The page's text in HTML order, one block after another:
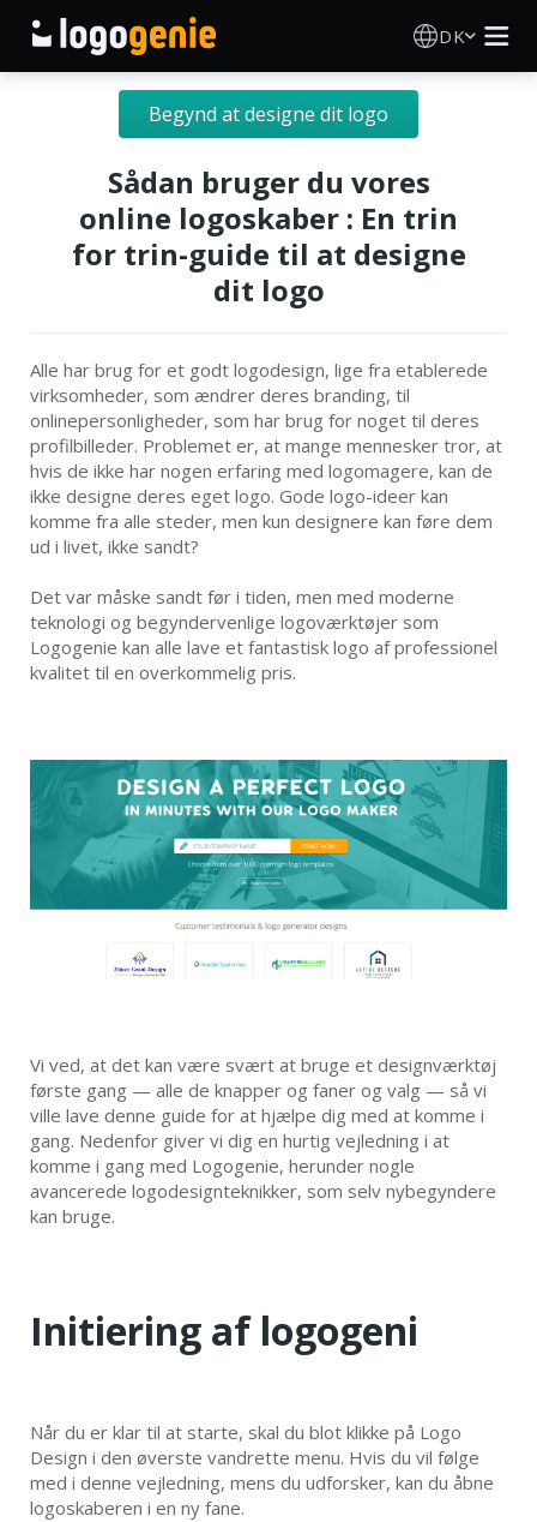
DK
Logo Designer
AI logogenerator
Logoidéer
Trykte produkter
Om
Blog
LOG IND
Begynd at designe dit logo
Sådan bruger du vores
online logoskaber : En trin
for trin-guide til at designe
dit logo
Alle har brug for et godt logodesign, lige fra etablerede
virksomheder, som ændrer deres branding, til
onlinepersonligheder, som har brug for noget til deres
profilbilleder. Problemet er, at mange mennesker tror, at
hvis de ikke har nogen erfaring med logomagere, kan de
ikke designe deres eget logo. Gode logo-ideer kan
komme fra alle steder, men kun designere kan føre dem
ud i livet, ikke sandt?
Det var måske sandt før i tiden, men med moderne
teknologi og begyndervenlige logoværktøjer som
Logogenie kan alle lave et fantastisk logo af professionel
kvalitet til en overkommelig pris.
Vi ved, at det kan være svært at bruge et designværktøj
første gang — alle de knapper og faner og valg — så vi
ville lave denne guide for at hjælpe dig med at komme i
gang. Nedenfor giver vi dig en hurtig vejledning i at
komme i gang med Logogenie, herunder nogle
avancerede logodesignteknikker, som selv nybegyndere
kan bruge.
Initiering af logogeni
Når du er klar til at starte, skal du blot klikke på Logo
Design i den øverste vandrette menu. Hvis du vil følge
med i denne vejledning, mens du udforsker, kan du åbne
logoskaberen i en ny fane.